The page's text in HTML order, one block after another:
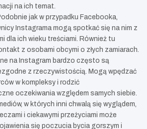
na ich temat.
jak w przypadku Facebooka,
Instagrama mogą spotkać się na nim z
dla ich wieku treściami. Również tu
z osobami obcymi o złych zamiarach.
na Instagram bardzo często są
z rzeczywistością. Mogą wpędzać
w kompleksy i rodzić
oczekiwania względem samych siebie.
w których inni chwalą się wyglądem,
i ciekawymi przeżyciami może
się poczucia bycia gorszym i